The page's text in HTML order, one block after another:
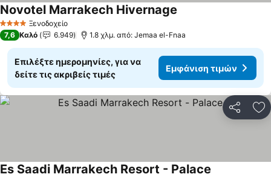
4 ΑστέριαΞενοδοχείο
Novotel Marrakech Hivernage
7,6 Καλό 6.949 1.8 χλμ. από: Jemaa el-Fnaa
Επιλέξτε ημερομηνίες, για να
δείτε τις ακριβείς τιμές
Εμφάνιση τιμών
Es Saadi Marrakech Resort - Palace